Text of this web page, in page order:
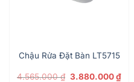
Chậu Rửa Đặt Bàn LT5715
4.565.000₫ Giá
3.880.000₫Giá